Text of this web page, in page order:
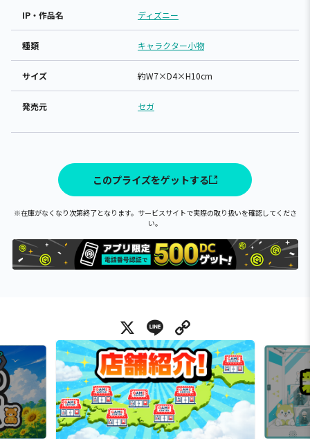
IP・作品名 ディズニー
種類 キャラクター小物
サイズ 約W7×D4×H10cm
発売元 セガ
このプライズをゲットする
※在庫がなくなり次第終了となります。サービスサイトで実際の取り扱いを確認してくださ
い。
X Line